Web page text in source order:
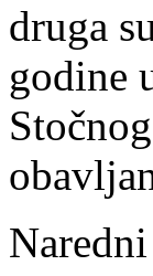
druga
godine